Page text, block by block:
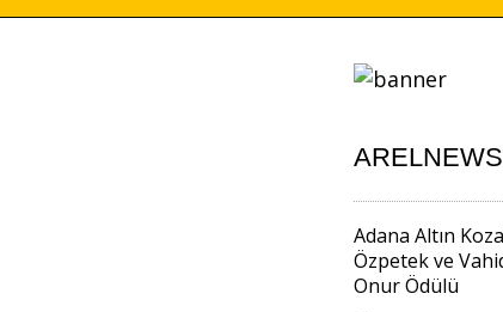
ARELNEWS
Adana Altın
Özpetek ve
Onur Ödülü